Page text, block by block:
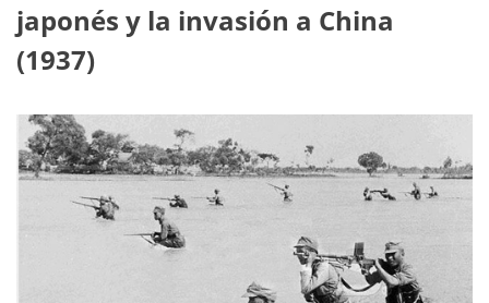
japonés y la invasión a China
(1937)